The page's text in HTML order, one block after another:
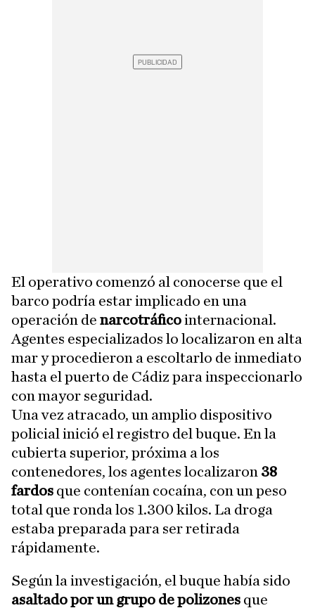
El operativo comenzó al conocerse que el
barco podría estar implicado en una
operación de narcotráficointernacional.
Agentes especializados lo localizaron en alta
mar y procedieron a escoltarlo de inmediato
hasta el puerto de Cádiz para inspeccionarlo
con mayor seguridad.
Una vez atracado, un amplio dispositivo
policial inició el registro del buque. En la
cubierta superior, próxima a los
contenedores, los agentes localizaron 38
fardos que contenían cocaína, con un peso
total que ronda los 1.300 kilos. La droga
estaba preparada para ser retirada
rápidamente.
Según la investigación, el buque había sido
asaltado por un grupo de polizones que